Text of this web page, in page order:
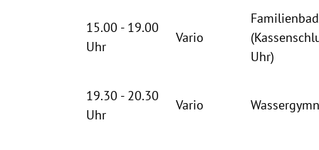
15.00 - 19.00
Uhr
Vario
Familienbad
Uhr)
19.30 - 20.30
Uhr
Vario